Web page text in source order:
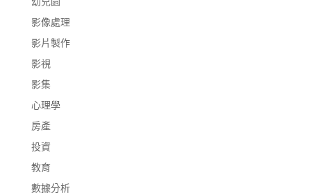
影像處理
影片製作
影視
影集
心理學
房產
投資
教育
數據分析